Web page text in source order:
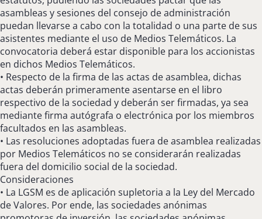
asambleas y sesiones del consejo de administración
puedan llevarse a cabo con la totalidad o una parte de sus
asistentes mediante el uso de Medios Telemáticos. La
convocatoria deberá estar disponible para los accionistas
en dichos Medios Telemáticos.
• Respecto de la firma de las actas de asamblea, dichas
actas deberán primeramente asentarse en el libro
respectivo de la sociedad y deberán ser firmadas, ya sea
mediante firma autógrafa o electrónica por los miembros
facultados en las asambleas.
• Las resoluciones adoptadas fuera de asamblea realizadas
por Medios Telemáticos no se considerarán realizadas
fuera del domicilio social de la sociedad.
Consideraciones
• La LGSM es de aplicación supletoria a la Ley del Mercado
de Valores. Por ende, las sociedades anónimas